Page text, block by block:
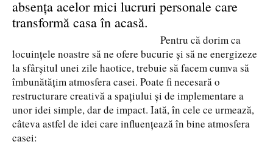
absența acelor mici lucruri personale care
transformă casa în acasă.
Pentru că dorim ca
locuințele noastre să ne ofere bucurie și să ne energizeze
la sfârșitul unei zile haotice, trebuie să facem cumva să
îmbunătățim atmosfera casei. Poate fi necesară o
restructurare creativă a spațiului și de implementare a
unor idei simple, dar de impact. Iată, în cele ce urmează,
câteva astfel de idei care influențează în bine atmosfera
casei: